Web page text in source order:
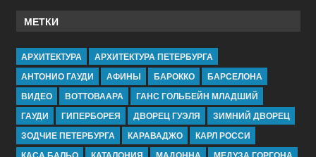
МЕТКИ
АРХИТЕКТУРА
АРХИТЕКТУРА ПЕТЕРБУРГА
АНТОНИО ГАУДИ
АФИНЫ БАРОККО
БАРСЕЛОНА
ВИДЕО
ВОТТОВААРА
ГАНС ГОЛЬБЕЙН МЛАДШИЙ
ГАУДИ
ГИПЕРБОРЕЯ ДВОРЕЦ ГУЭЛЯ
ЗИМНИЙ ДВОРЕЦ
ЗОДЧИЕ ПЕТЕРБУРГА
КАРАВАДЖО
КАРЛ РОССИ